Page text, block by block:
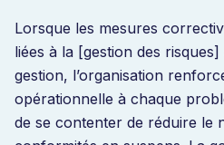
Lorsque les mesures
liées à la [gestion des
gestion, l’organisation
opérationnelle à chaque
de se contenter de réduire le